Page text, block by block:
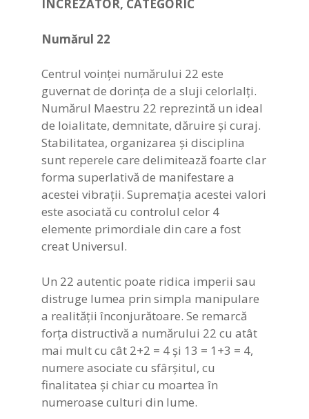
ÎNCREZĂTOR, CATEGORIC
Numărul 22
Centrul voinței numărului 22 este
guvernat de dorința de a sluji celorlalți.
Numărul Maestru 22 reprezintă un ideal
de loialitate, demnitate, dăruire și curaj.
Stabilitatea, organizarea și disciplina
sunt reperele care delimitează foarte clar
forma superlativă de manifestare a
acestei vibrații. Supremația acestei valori
este asociată cu controlul celor 4
elemente primordiale din care a fost
creat Universul.
Un 22 autentic poate ridica imperii sau
distruge lumea prin simpla manipulare
a realității înconjurătoare. Se remarcă
forța distructivă a numărului 22 cu atât
mai mult cu cât 2+2 = 4 și 13 = 1+3 = 4,
numere asociate cu sfârșitul, cu
finalitatea și chiar cu moartea în
numeroase culturi din lume.